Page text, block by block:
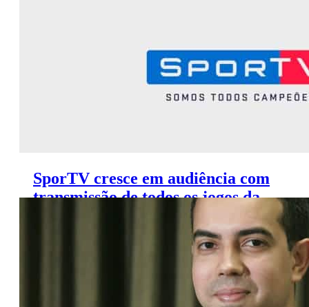
SporTV cresce em audiência com
transmissão de todos os jogos da